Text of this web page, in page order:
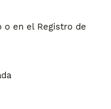
o en el Registro de
es
su pelaje largo
cuerpo.